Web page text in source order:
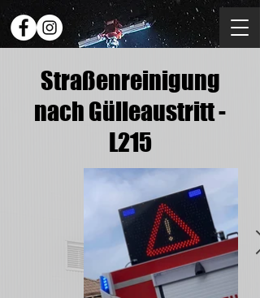
Straßenreinigung
nach Gülleaustritt -
L215